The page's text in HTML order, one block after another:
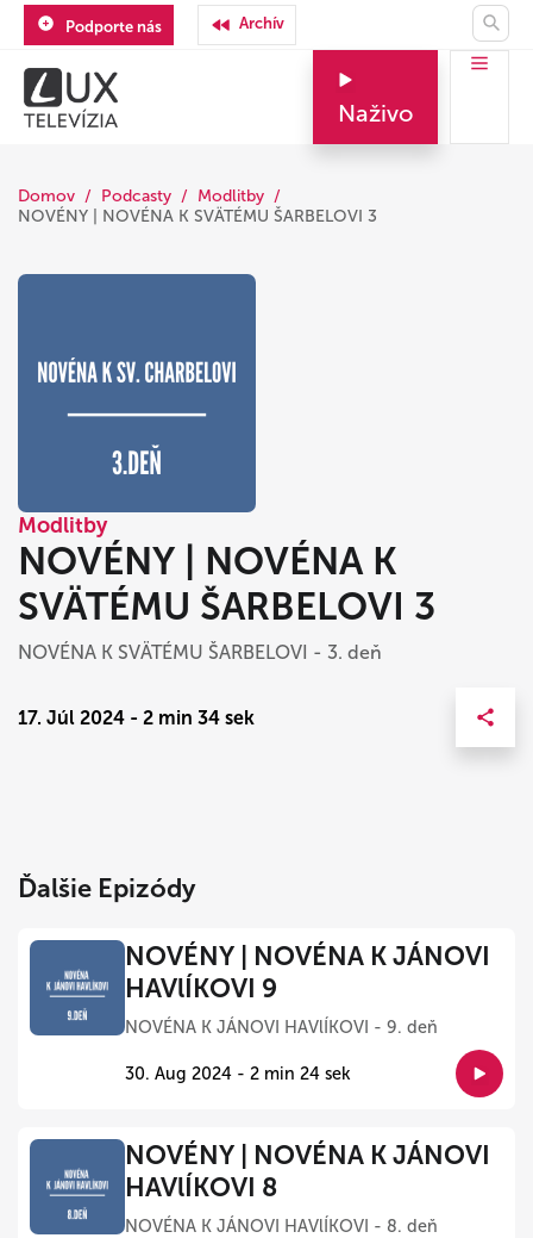
Podporte nás Archív
Naživo
Domov Podcasty
Modlitby
NOVÉNY | NOVÉNA K SVÄTÉMU ŠARBELOVI 3
Modlitby
NOVÉNY | NOVÉNA K
SVÄTÉMU ŠARBELOVI 3
NOVÉNA K SVÄTÉMU ŠARBELOVI - 3. deň
17. Júl 2024 - 2 min 34 sek
Ďalšie Epizódy
NOVÉNY | NOVÉNA K JÁNOVI
HAVlÍKOVI 9
NOVÉNA K JÁNOVI HAVlÍKOVI - 9. deň
30. Aug 2024 - 2 min 24 sek
NOVÉNY | NOVÉNA K JÁNOVI
HAVlÍKOVI 8
NOVÉNA K JÁNOVI HAVlÍKOVI - 8. deň